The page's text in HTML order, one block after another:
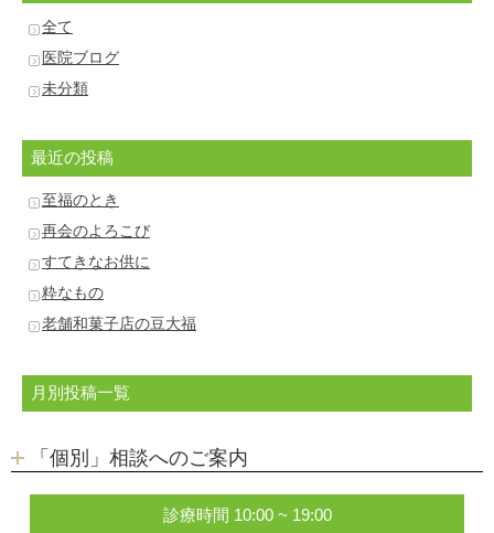
全て
医院ブログ
未分類
最近の投稿
至福のとき
再会のよろこび
すてきなお供に
粋なもの
老舗和菓子店の豆大福
月別投稿一覧
「個別」相談へのご案内
診療時間 10:00 ~ 19:00